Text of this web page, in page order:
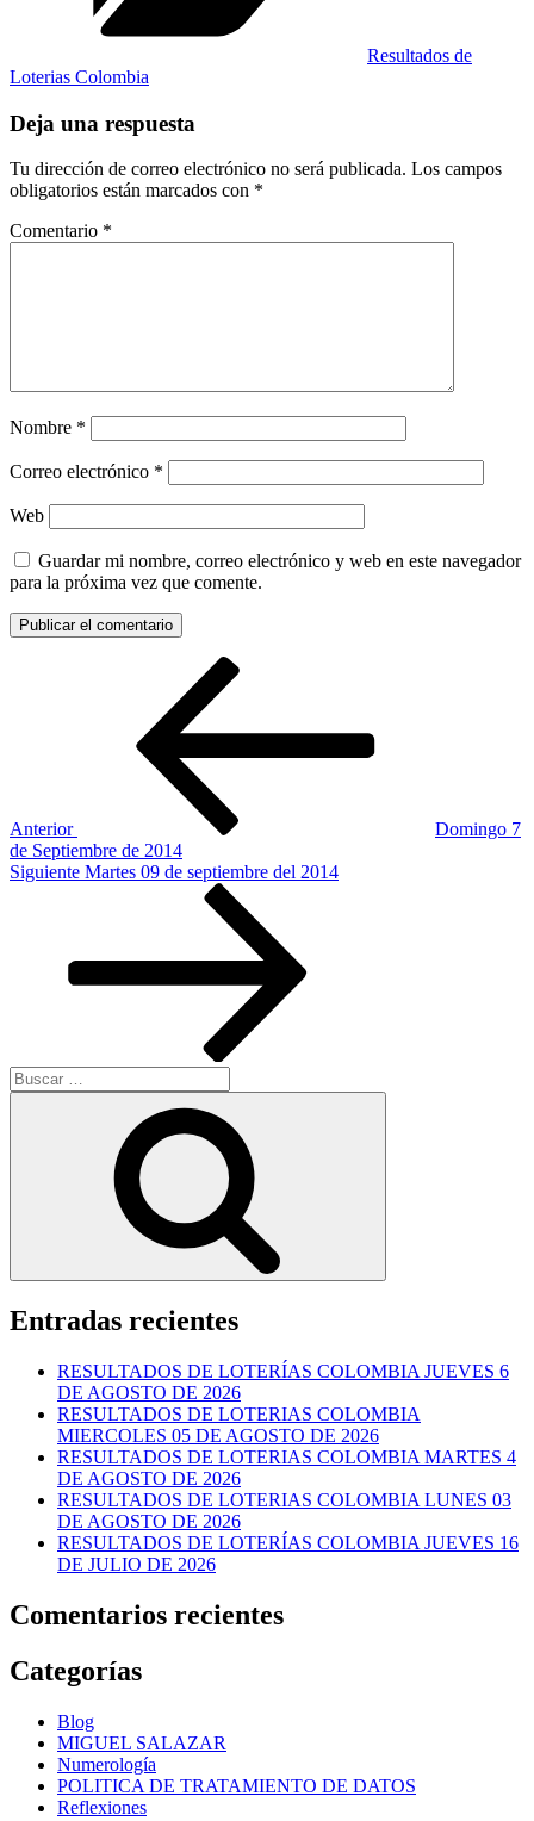
Resultados de
Loterias Colombia
Deja una respuesta
Tu dirección de correo electrónico no será publicada. Los campos
obligatorios están marcados con *
Comentario *
Nombre *
Correo electrónico *
Web
Guardar mi nombre, correo electrónico y web en este navegador
para la próxima vez que comente.
Anterior
Domingo 7
de Septiembre de 2014
Siguiente
Siguiente Martes 09 de septiembre del 2014
Buscar
por:
Entradas recientes
RESULTADOS DE LOTERÍAS COLOMBIA JUEVES 6
DE AGOSTO DE 2026
RESULTADOS DE LOTERIAS COLOMBIA
MIERCOLES 05 DE AGOSTO DE 2026
RESULTADOS DE LOTERIAS COLOMBIA MARTES 4
DE AGOSTO DE 2026
RESULTADOS DE LOTERIAS COLOMBIA LUNES 03
DE AGOSTO DE 2026
RESULTADOS DE LOTERÍAS COLOMBIA JUEVES 16
DE JULIO DE 2026
Comentarios recientes
Categorías
Blog
MIGUEL SALAZAR
Numerología
POLITICA DE TRATAMIENTO DE DATOS
Reflexiones